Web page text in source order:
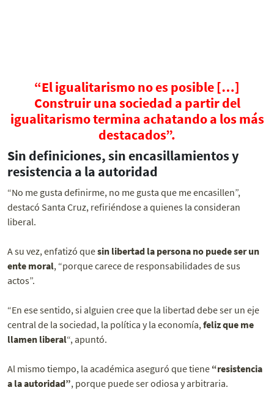
“El igualitarismo no es posible […]
Construir una sociedad a partir del
igualitarismo termina achatando a los más
destacados”.
Sin definiciones, sin encasillamientos y
resistencia a la autoridad
“No me gusta definirme, no me gusta que me encasillen”,
destacó Santa Cruz, refiriéndose a quienes la consideran
liberal.
A su vez, enfatizó quesin libertad la persona no puede ser un
ente moral, “porque carece de responsabilidades de sus
actos”.
“En ese sentido, si alguien cree que la libertad debe ser un eje
central de la sociedad, la política y la economía,feliz que me
llamen liberal“, apuntó.
Al mismo tiempo, la académica aseguró que tiene “resistencia
a la autoridad”, porque puede ser odiosa y arbitraria.